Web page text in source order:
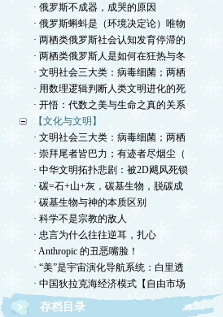
· 俄罗斯不成器，成哭的原因
· 俄罗斯蝌蚪是（环境决定论）唯物
· 两栖类俄罗斯社会认知发育停滞的
· 两栖类俄罗斯人是如何在狂热与冬
· 文明社会三大类：病毒细菌；两栖
· 用数理逻辑判断人类文明进化的死
· 开悟：代数之美与生命之真的关系
【文化与文明】
· 文明社会三大类：病毒细菌；两栖
· 崇拜尾者皆巴力；有迹者尽烟尘（
· 中华文明拓扑悲剧：被2D飓风死锁
· 碳=石+山+灰，碳基生物，脱碳成
· 碳基生物与神的本质区别
· 科学不是宗教的敌人
· 忠言为什么往往逆耳，扎心
· Anthropic 的丑恶嘴脸！
· “美”是宇宙演化导航系统：白里透
· 中国狄拉克海经济模式【自由市场
存档目录